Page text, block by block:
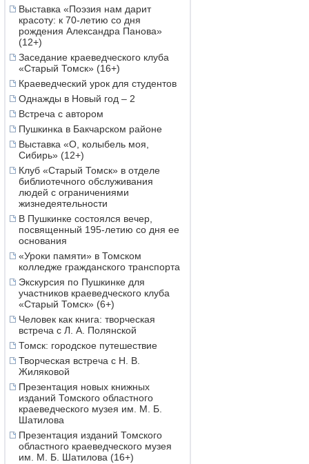
Выставка «Поэзия нам дарит
красоту: к 70-летию со дня
рождения Александра Панова»
(12+)
Заседание краеведческого клуба
«Старый Томск» (16+)
Краеведческий урок для студентов
Однажды в Новый год – 2
Встреча с автором
Пушкинка в Бакчарском районе
Выставка «О, колыбель моя,
Сибирь» (12+)
Клуб «Старый Томск» в отделе
библиотечного обслуживания
людей с ограничениями
жизнедеятельности
В Пушкинке состоялся вечер,
посвященный 195-летию со дня ее
основания
«Уроки памяти» в Томском
колледже гражданского транспорта
Экскурсия по Пушкинке для
участников краеведческого клуба
«Старый Томск» (6+)
Человек как книга: творческая
встреча с Л. А. Полянской
Томск: городское путешествие
Творческая встреча с Н. В.
Жиляковой
Презентация новых книжных
изданий Томского областного
краеведческого музея им. М. Б.
Шатилова
Презентация изданий Томского
областного краеведческого музея
им. М. Б. Шатилова (16+)